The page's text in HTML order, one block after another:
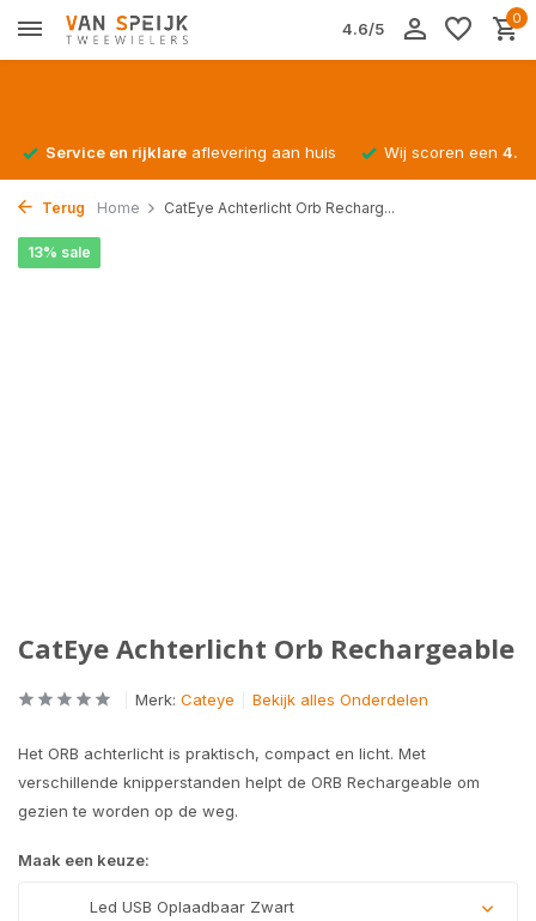
4.6/5
0
Service en rijklare aflevering aan huis Wij scoren een
Terug Home CatEye Achterlicht Orb Recharg...
CatEye Achterlicht Orb Rechargeable
13% sale
Merk: Cateye Bekijk alles Onderdelen
Het ORB achterlicht is praktisch, compact en licht. Met
verschillende knipperstanden helpt de ORB Rechargeable om
gezien te worden op de weg.
Maak een keuze:
Led USB Oplaadbaar Zwart